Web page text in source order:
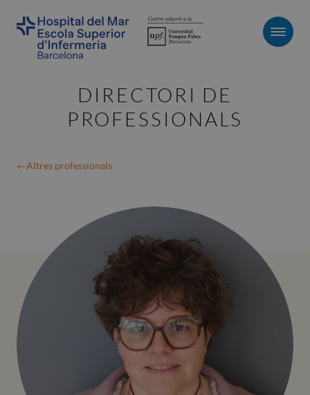
DIRECTORI DE
PROFESSIONALS
Altres professionals